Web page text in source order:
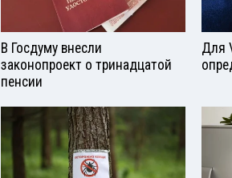
В Госдуму внесли
законопроект о тринадцатой
пенсии
Для